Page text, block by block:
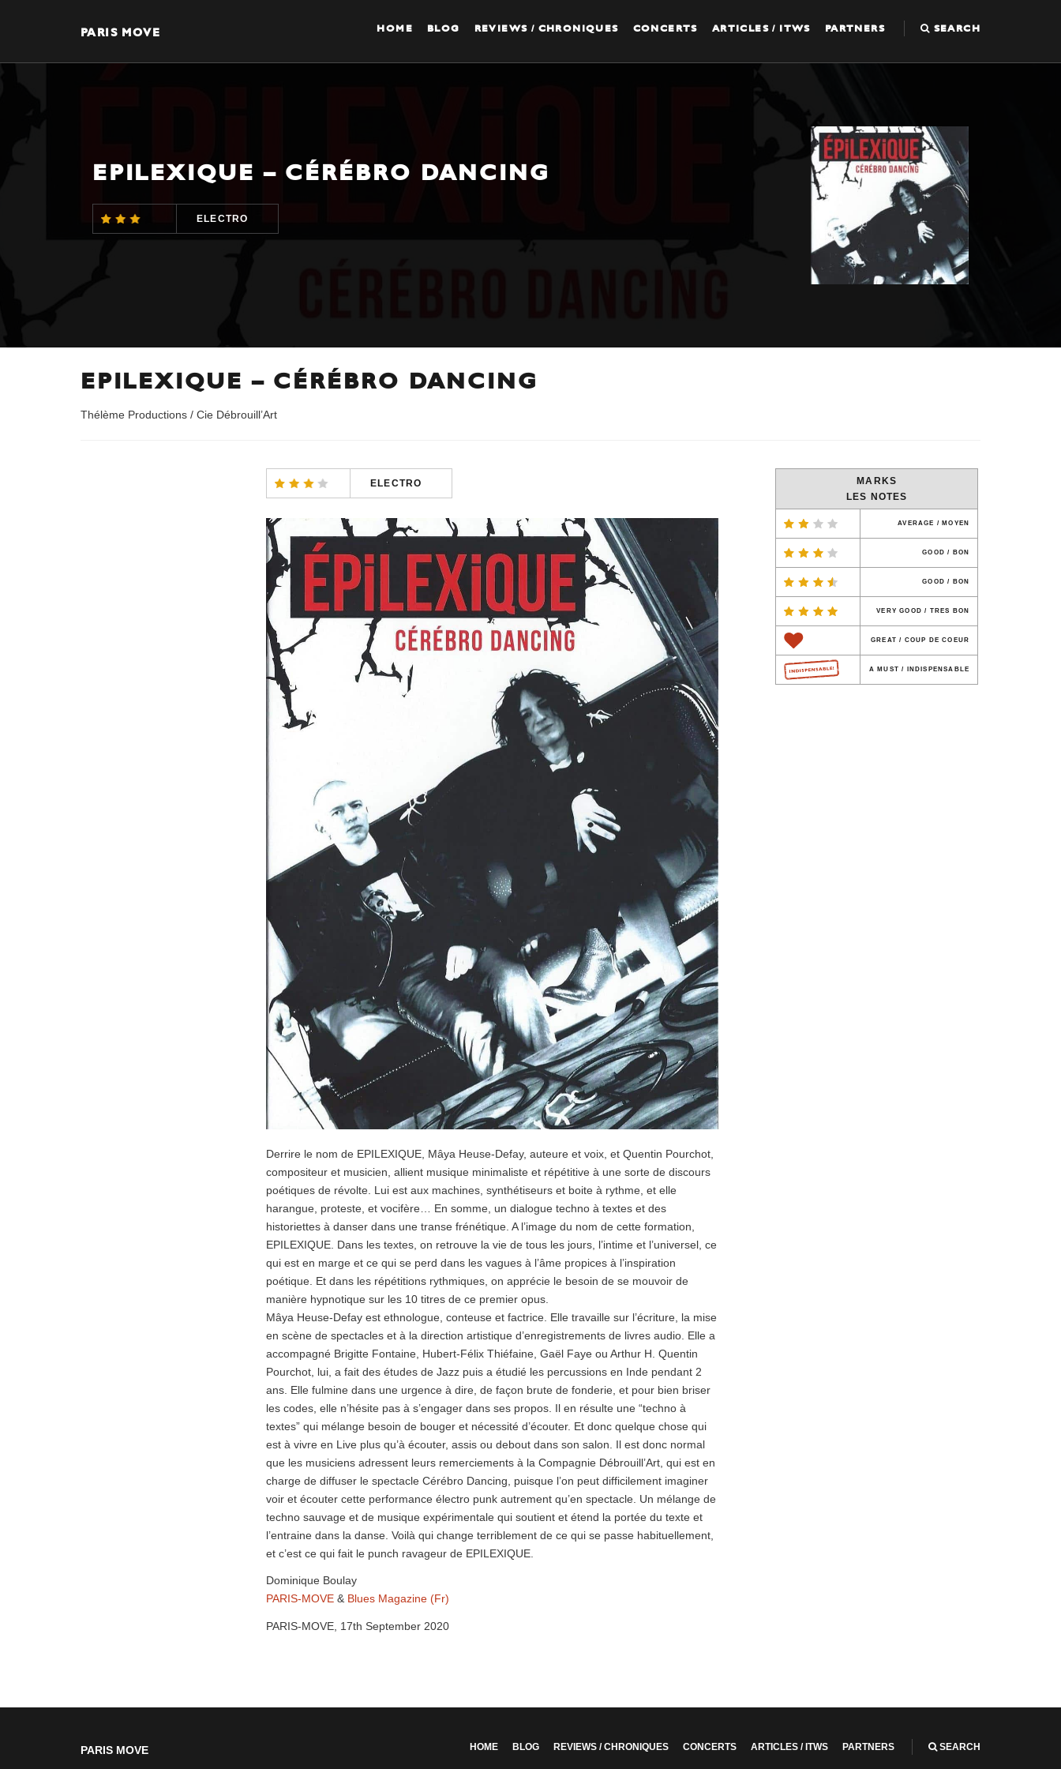
PARIS MOVE HOME BLOG REVIEWS / CHRONIQUES CONCERTS ARTICLES / ITWS PARTNERS SEARCH
EPILEXIQUE – CÉRÉBRO DANCING
ELECTRO
EPILEXIQUE – CÉRÉBRO DANCING
Thélème Productions / Cie Débrouill’Art
ELECTRO
Derrire le nom de EPILEXIQUE, Mâya Heuse-Defay, auteure et voix, et Quentin Pourchot,
compositeur et musicien, allient musique minimaliste et répétitive à une sorte de discours
poétiques de révolte. Lui est aux machines, synthétiseurs et boite à rythme, et elle
harangue, proteste, et vocifère… En somme, un dialogue techno à textes et des
historiettes à danser dans une transe frénétique. A l’image du nom de cette formation,
EPILEXIQUE. Dans les textes, on retrouve la vie de tous les jours, l’intime et l’universel, ce
qui est en marge et ce qui se perd dans les vagues à l’âme propices à l’inspiration
poétique. Et dans les répétitions rythmiques, on apprécie le besoin de se mouvoir de
manière hypnotique sur les 10 titres de ce premier opus.
Mâya Heuse-Defay est ethnologue, conteuse et factrice. Elle travaille sur l’écriture, la mise
en scène de spectacles et à la direction artistique d’enregistrements de livres audio. Elle a
accompagné Brigitte Fontaine, Hubert-Félix Thiéfaine, Gaël Faye ou Arthur H. Quentin
Pourchot, lui, a fait des études de Jazz puis a étudié les percussions en Inde pendant 2
ans. Elle fulmine dans une urgence à dire, de façon brute de fonderie, et pour bien briser
les codes, elle n’hésite pas à s’engager dans ses propos. Il en résulte une “techno à
textes” qui mélange besoin de bouger et nécessité d’écouter. Et donc quelque chose qui
est à vivre en Live plus qu’à écouter, assis ou debout dans son salon. Il est donc normal
que les musiciens adressent leurs remerciements à la Compagnie Débrouill’Art, qui est en
charge de diffuser le spectacle Cérébro Dancing, puisque l’on peut difficilement imaginer
voir et écouter cette performance électro punk autrement qu’en spectacle. Un mélange de
techno sauvage et de musique expérimentale qui soutient et étend la portée du texte et
l’entraine dans la danse. Voilà qui change terriblement de ce qui se passe habituellement,
et c’est ce qui fait le punch ravageur de EPILEXIQUE.
Dominique Boulay
PARIS-MOVE & Blues Magazine (Fr)
PARIS-MOVE, 17th September 2020
MARKS
LES NOTES
AVERAGE / MOYEN
GOOD / BON
GOOD / BON
VERY GOOD / TRES BON
GREAT / COUP DE COEUR
A MUST / INDISPENSABLE
PARIS MOVE HOME BLOG REVIEWS / CHRONIQUES CONCERTS ARTICLES / ITWS PARTNERS SEARCH